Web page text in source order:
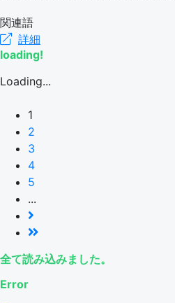
関連語
詳細
loading!
Loading...
1
2
3
4
5
...
全て読み込みました。
Error